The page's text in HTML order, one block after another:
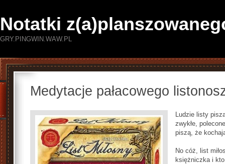
Notatki
GRY.PINGWIN.WAW.PL
Medytacje pałacowego
Ludzie listy
zwykłe,
piszą, że
No cóż, list
księżniczka i